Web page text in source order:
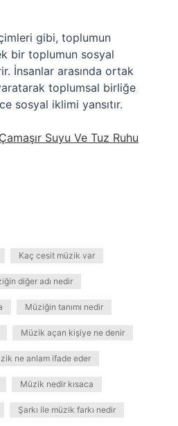
gibi, toplumun
bir toplumun sosyal
İnsanlar arasında ortak
toplumsal birliğe
sosyal iklimi yansıtır.
Çamaşır Suyu Ve Tuz Ruhu
Kaç cesit müzik var
diğer adı nedir
Müziğin tanımı nedir
Müzik açan kişiye ne denir
ne anlam ifade eder
Müzik nedir kısaca
Şarkı ile müzik farkı nedir